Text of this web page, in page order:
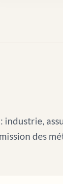
industrie,
des